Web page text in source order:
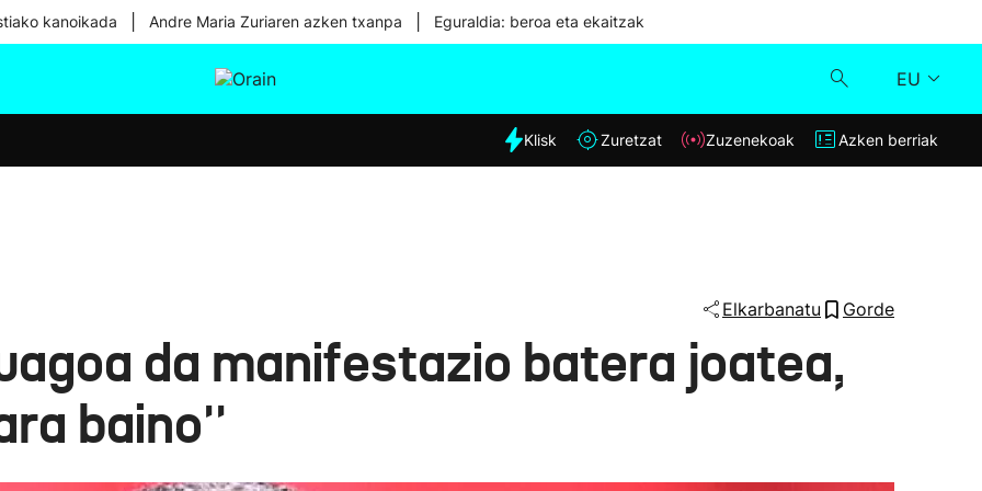
kanoikada Andre Maria Zuriaren azken txanpa Eguraldia: beroa eta ekaitzak
EU
Eguraldia
Klisk
Azken berriak
Klisk Zuretzat Zuzenekoak Azken berriak
Elkarbanatu Gorde
da manifestazio batera joatea,
baino''